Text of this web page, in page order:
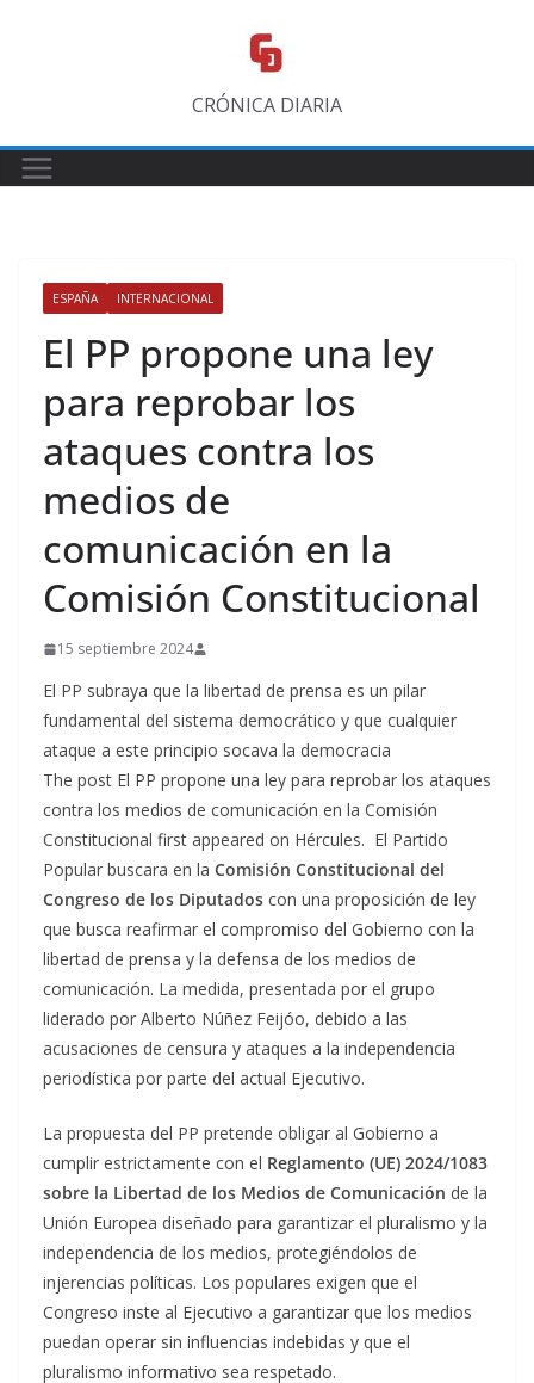
CRÓNICA DIARIA
ESPAÑA INTERNACIONAL
El PP propone una ley
para reprobar los
ataques contra los
medios de
comunicación en la
Comisión Constitucional
15 septiembre 2024
El PP subraya que la libertad de prensa es un pilar
fundamental del sistema democrático y que cualquier
ataque a este principio socava la democracia
The post El PP propone una ley para reprobar los ataques
contra los medios de comunicación en la Comisión
Constitucional first appeared on Hércules. El Partido
Popular buscara en la Comisión Constitucional del
Congreso de los Diputados con una proposición de ley
que busca reafirmar el compromiso del Gobierno con la
libertad de prensa y la defensa de los medios de
comunicación. La medida, presentada por el grupo
liderado por Alberto Núñez Feijóo, debido a las
acusaciones de censura y ataques a la independencia
periodística por parte del actual Ejecutivo.
La propuesta del PP pretende obligar al Gobierno a
cumplir estrictamente con el Reglamento (UE) 2024/1083
sobre la Libertad de los Medios de Comunicación de la
Unión Europea diseñado para garantizar el pluralismo y la
independencia de los medios, protegiéndolos de
injerencias políticas. Los populares exigen que el
Congreso inste al Ejecutivo a garantizar que los medios
puedan operar sin influencias indebidas y que el
pluralismo informativo sea respetado.